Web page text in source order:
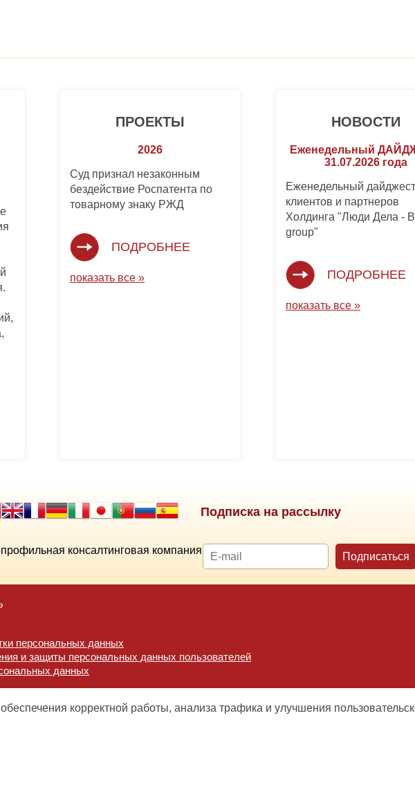
ПРОЕКТЫ
2026
Суд признал незаконным
бездействие Роспатента по
товарному знаку РЖД
ПОДРОБНЕЕ
показать все »
НОВОСТИ
Еженедельный
31.07.2026 года
Еженедельный
клиентов и партнеров
Холдинга "Люди Дела -
group"
ПОДРОБНЕЕ
показать все »
Подписка на рассылку
консалтинговая компания Подписаться
персональных данных
и защиты персональных данных пользователей
данных
корректной работы, анализа трафика и улучшения